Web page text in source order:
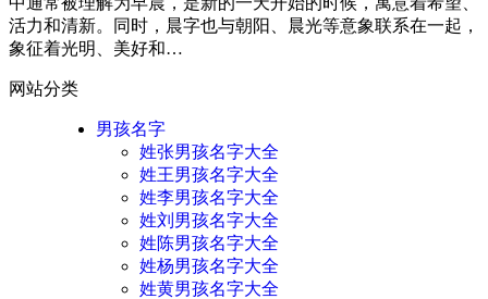
活力和清新。同时，晨字也与朝阳、晨光等意象联系在一起，
象征着光明、美好和…
网站分类
男孩名字
姓张男孩名字大全
姓王男孩名字大全
姓李男孩名字大全
姓刘男孩名字大全
姓陈男孩名字大全
姓杨男孩名字大全
姓黄男孩名字大全